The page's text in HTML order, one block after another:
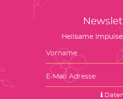
Heilsame Impulse